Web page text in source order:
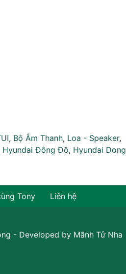
, Bộ Âm Thanh, Loa - Speaker,
Hyundai Đông Đô, Hyundai Dong
Tony Liên hệ
- Developed by Mãnh Tử Nha